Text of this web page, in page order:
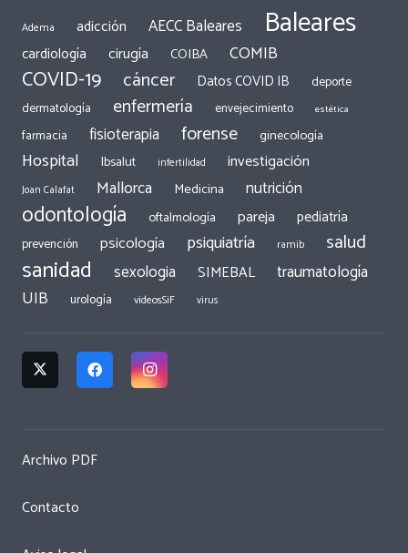
Adema adicción AECC Baleares Baleares
cardiología cirugía COIBA COMIB
COVID-19 cáncer Datos COVID IB
deporte
dermatología
enfermería envejecimiento estética
farmacia fisioterapia forense ginecología
Hospital Ibsalut infertilidad investigación
Joan Calafat Mallorca Medicina nutrición
odontología oftalmología pareja pediatría
prevención psicología psiquiatría ramib salud
sanidad sexologia SIMEBAL traumatología
UIB urología videosSiF virus
Archivo PDF
Contacto